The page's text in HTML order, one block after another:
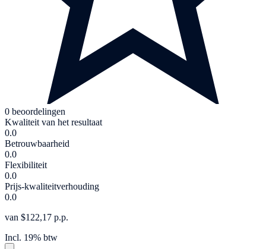
0 beoordelingen
Kwaliteit van het resultaat
0.0
Betrouwbaarheid
0.0
Flexibiliteit
0.0
Prijs-kwaliteitverhouding
0.0
van $122,17 p.p.
Incl. 19% btw